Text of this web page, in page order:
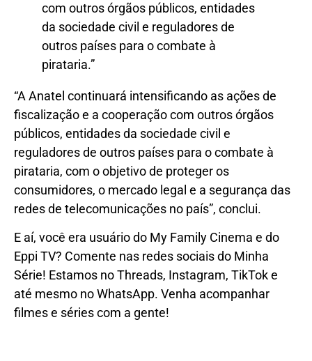
com outros órgãos públicos, entidades
da sociedade civil e reguladores de
outros países para o combate à
pirataria.”
“A Anatel continuará intensificando as ações de
fiscalização e a cooperação com outros órgãos
públicos, entidades da sociedade civil e
reguladores de outros países para o combate à
pirataria, com o objetivo de proteger os
consumidores, o mercado legal e a segurança das
redes de telecomunicações no país”, conclui.
E aí, você era usuário do My Family Cinema e do
Eppi TV? Comente nas redes sociais do Minha
Série! Estamos noThreads, Instagram, TikToke
até mesmo noWhatsApp. Venha acompanhar
filmes e séries com a gente!